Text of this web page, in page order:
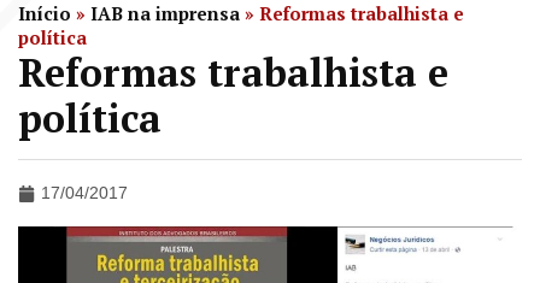
Início » IAB na imprensa » Reformas trabalhista e
política
Reformas trabalhista e
política
17/04/2017